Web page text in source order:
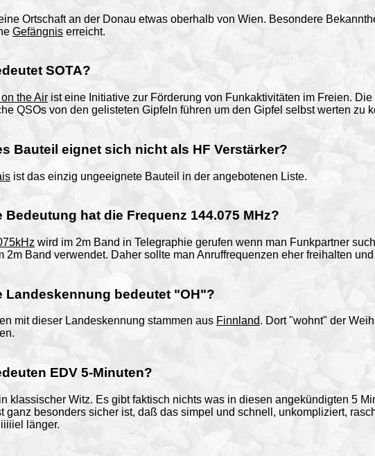
Ortschaft an der Donau etwas oberhalb von Wien. Besondere
Gefängnis erreicht.
SOTA?
the Air ist eine Initiative zur Förderung von Funkaktivitäten im Freien.
QSOs von den gelisteten Gipfeln führen um den Gipfel selbst werten zu
Bauteil eignet sich nicht als HF Verstärker?
ist das einzig ungeeignete Bauteil in der angebotenen Liste.
Bedeutung hat die Frequenz 144.075 MHz?
wird im 2m Band in Telegraphie gerufen wenn man Funkpartner
2m Band verwendet. Daher sollte man Anruffrequenzen eher freihalten
Landeskennung bedeutet "OH"?
mit dieser Landeskennung stammen aus Finnland. Dort "wohnt" der
EDV 5-Minuten?
klassischer Witz. Es gibt faktisch nichts was in diesen angekündigten 5
ganz besonders sicher ist, daß das simpel und schnell, unkompliziert,
länger.